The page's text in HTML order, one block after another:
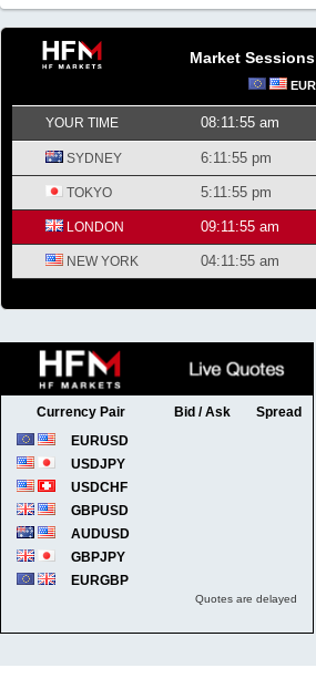
Market Sessions